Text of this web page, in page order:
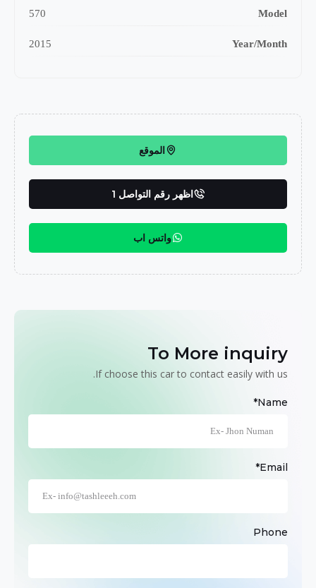
Model
570
Year/Month
2015
الموقع
اظهر رقم التواصل 1
واتس اب
To More inquiry
If choose this car to contact easily with us.
Name*
Email*
Phone